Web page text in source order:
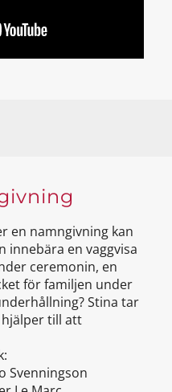
en namngivning kan
innebära en vaggvisa
ceremonin, en
för familjen under
Stina tar
till att
Svenningson